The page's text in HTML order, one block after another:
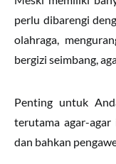
perlu dibarengi
olahraga,
bergizi seimbang,
Penting untuk
terutama agar-
dan bahkan